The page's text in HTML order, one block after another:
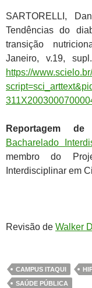
SARTORELLI,
Tendências do
transição
Janeiro, v.19,
https://
Reportagem
Bacharelado
membro do
Interdisciplinar em
Revisão de Walker
CAMPUS ITAQUI
SAÚDE PÚBLICA